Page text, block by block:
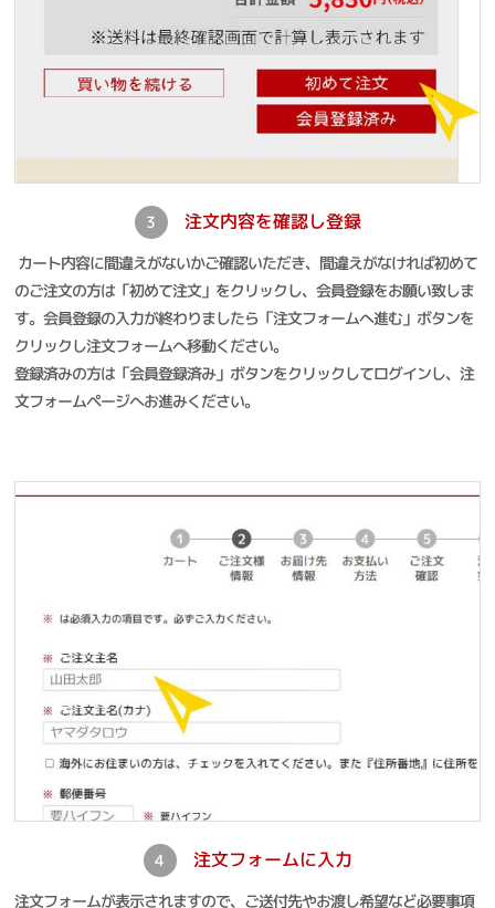
3 注文内容を確認し登録
カート内容に間違えがないかご確認いただき、間違えがなければ初めて
のご注文の方は「初めて注文」をクリックし、会員登録をお願い致しま
す。会員登録の入力が終わりましたら「注文フォームへ進む」ボタンを
クリックし注文フォームへ移動ください。
登録済みの方は「会員登録済み」ボタンをクリックしてログインし、注
文フォームページへお進みください。
4 注文フォームに入力
注文フォームが表示されますので、ご送付先やお渡し希望など必要事項